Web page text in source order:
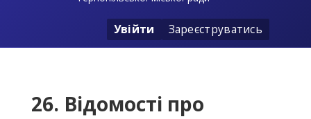
Увійти Зареєструватись
26. Відомості про